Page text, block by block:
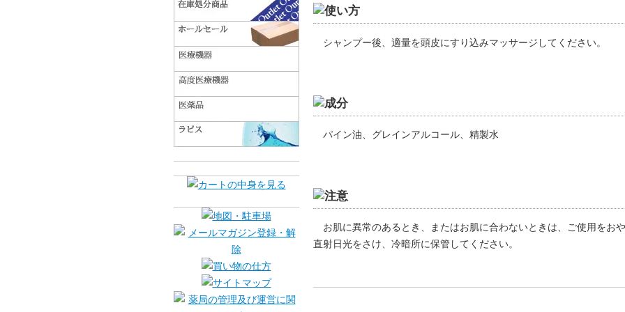
シャンプー後、適量を頭皮にすり込みマッサージしてください。
パイン油、グレインアルコール、精製水
お肌に異常のあるとき、またはお肌に合わないときは、ご使用をおや
直射日光をさけ、冷暗所に保管してください。